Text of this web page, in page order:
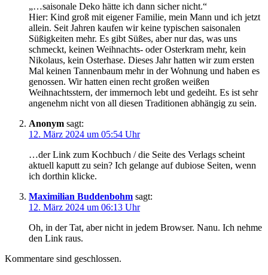
„…saisonale Deko hätte ich dann sicher nicht.“
Hier: Kind groß mit eigener Familie, mein Mann und ich jetzt
allein. Seit Jahren kaufen wir keine typischen saisonalen
Süßigkeiten mehr. Es gibt Süßes, aber nur das, was uns
schmeckt, keinen Weihnachts- oder Osterkram mehr, kein
Nikolaus, kein Osterhase. Dieses Jahr hatten wir zum ersten
Mal keinen Tannenbaum mehr in der Wohnung und haben es
genossen. Wir hatten einen recht großen weißen
Weihnachtsstern, der immernoch lebt und gedeiht. Es ist sehr
angenehm nicht von all diesen Traditionen abhängig zu sein.
Anonym sagt:
12. März 2024 um 05:54 Uhr
…der Link zum Kochbuch / die Seite des Verlags scheint
aktuell kaputt zu sein? Ich gelange auf dubiose Seiten, wenn
ich dorthin klicke.
Maximilian Buddenbohm sagt:
12. März 2024 um 06:13 Uhr
Oh, in der Tat, aber nicht in jedem Browser. Nanu. Ich nehme
den Link raus.
Kommentare sind geschlossen.